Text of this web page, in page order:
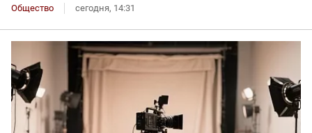
Общество сегодня, 14:31